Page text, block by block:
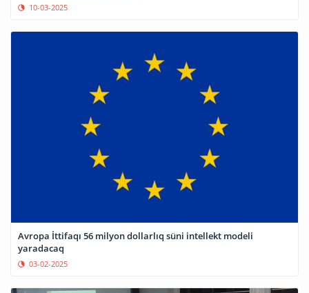
10-03-2025
Avropa İttifaqı 56 milyon dollarlıq süni intellekt modeli
yaradacaq
03-02-2025